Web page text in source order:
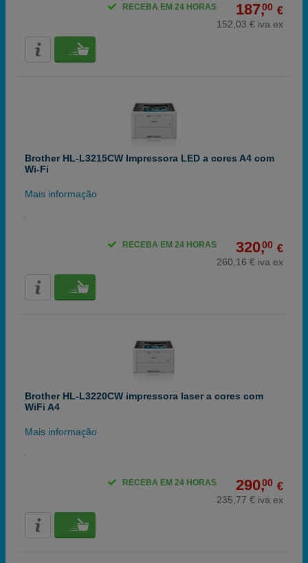
187,00 €
152,03 € iva ex
RECEBA EM 24 HORAS
Brother HL-L3215CW Impressora LED a cores A4 com
Wi-Fi
Mais informação
320,00 €
260,16 € iva ex
RECEBA EM 24 HORAS
Brother HL-L3220CW impressora laser a cores com
WiFi A4
Mais informação
290,00 €
235,77 € iva ex
RECEBA EM 24 HORAS